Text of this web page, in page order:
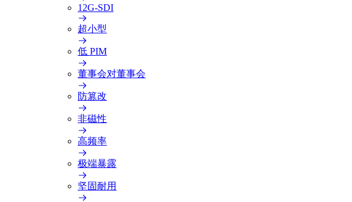
12G-SDI
超小型
低 PIM
董事会对董事会
防篡改
非磁性
高频率
极端暴露
坚固耐用